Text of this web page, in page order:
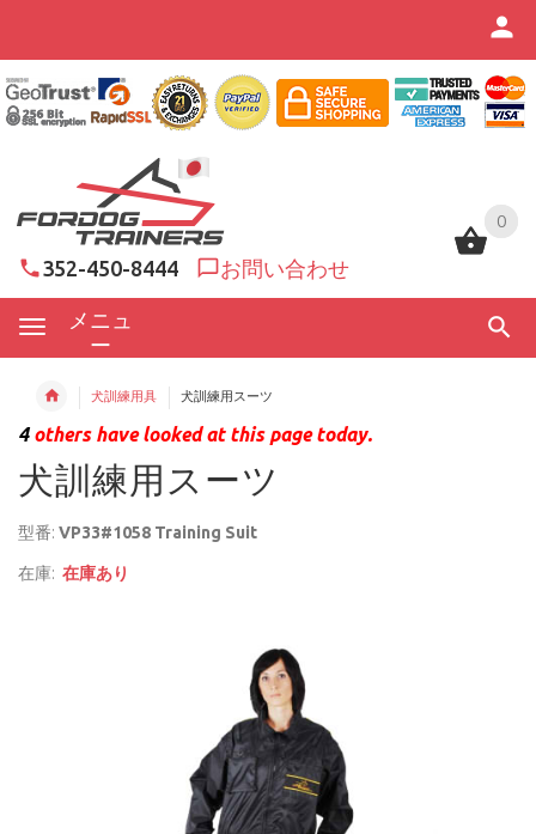
0
352-450-8444 お問い合わせ
メニュ
ー
0
犬訓練用具 犬訓練用スーツ
4others have looked at this page today.
犬訓練用スーツ
型番: VP33#1058 Training Suit
在庫: 在庫あり